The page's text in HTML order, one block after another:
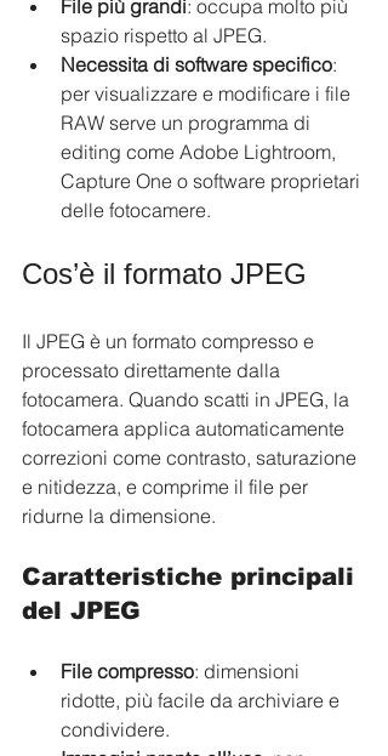
File più grandi: occupa molto più
spazio rispetto al JPEG.
Necessita di software specifico:
per visualizzare e modificare i file
RAW serve un programma di
editing come Adobe Lightroom,
Capture One o software proprietari
delle fotocamere.
Cos’è il formato JPEG
Il JPEG è un formato compresso e
processato direttamente dalla
fotocamera. Quando scatti in JPEG, la
fotocamera applica automaticamente
correzioni come contrasto, saturazione
e nitidezza, e comprime il file per
ridurne la dimensione.
Caratteristiche principali
del JPEG
File compresso: dimensioni
ridotte, più facile da archiviare e
condividere.